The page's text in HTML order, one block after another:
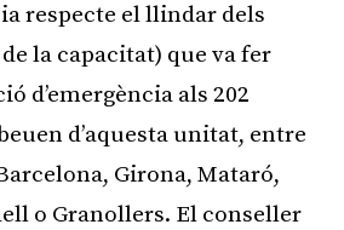
respecte el llindar dels
la capacitat) que va fer
d’emergència als 202
d’aquesta unitat, entre
Girona, Mataró,
o Granollers. El conseller